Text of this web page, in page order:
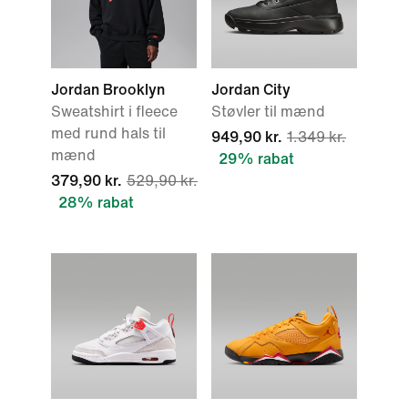
Jordan Brooklyn
Sweatshirt i fleece
med rund hals til
mænd
379,90 kr. 529,90 kr.
28% rabat
Jordan City
Støvler til mænd
949,90 kr. 1.349 kr.
29% rabat